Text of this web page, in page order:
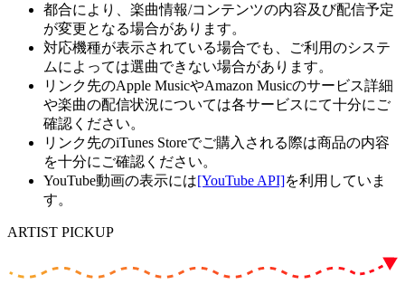
都合により、楽曲情報/コンテンツの内容及び配信予定
が変更となる場合があります。
対応機種が表示されている場合でも、ご利用のシステ
ムによっては選曲できない場合があります。
リンク先のApple MusicやAmazon Musicのサービス詳細
や楽曲の配信状況については各サービスにて十分にご
確認ください。
リンク先のiTunes Storeでご購入される際は商品の内容
を十分にご確認ください。
YouTube動画の表示には[YouTube API]を利用していま
す。
ARTIST PICKUP